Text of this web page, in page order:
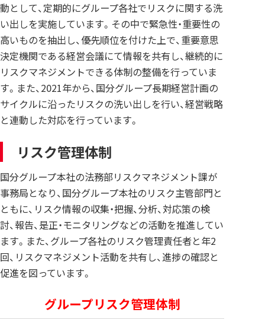
動として、定期的にグループ各社でリスクに関する洗
い出しを実施しています。その中で緊急性・重要性の
高いものを抽出し、優先順位を付けた上で、重要意思
決定機関である経営会議にて情報を共有し、継続的に
リスクマネジメントできる体制の整備を行っていま
す。また、2021年から、国分グループ長期経営計画の
サイクルに沿ったリスクの洗い出しを行い、経営戦略
と連動した対応を行っています。
リスク管理体制
国分グループ本社の法務部リスクマネジメント課が
事務局となり、国分グループ本社のリスク主管部門と
ともに、リスク情報の収集・把握、分析、対応策の検
討、報告、是正・モニタリングなどの活動を推進してい
ます。また、グループ各社のリスク管理責任者と年2
回、リスクマネジメント活動を共有し、進捗の確認と
促進を図っています。
グループリスク管理体制